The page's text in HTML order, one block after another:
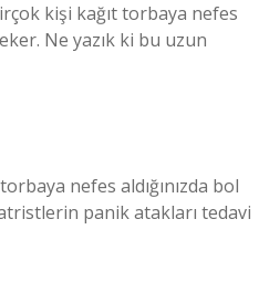
kişi kağıt torbaya nefes
Ne yazık ki bu uzun
nefes aldığınızda bol
panik atakları tedavi